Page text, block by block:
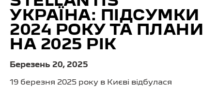
УКРАЇНА: ПІДСУМКИ
2024 РОКУ ТА ПЛАНИ
НА 2025 РІК
Березень 20, 2025
19 березня 2025 року в Києві відбулася